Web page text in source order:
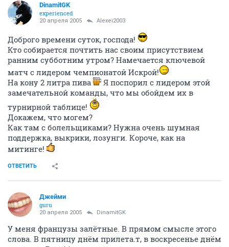
DinamitGK
experienced
20 апреля 2005 Alexei2003
Доброго времени суток, господа!
Кто собирается почтить нас своим присутствием
ранним субботним утром? Намечается ключевой
матч с лидером чемпионатой Искрой!
На кону 2 литра пива
Я поспорил с лидером этой
замечательной команды, что мы обойдем их в
турнирной таблице!
Докажем, что могем?
Как там с болельщиками? Нужна очень шумная
поддержка, выкрики, лозунги. Короче, как на
митинге!
ОТВЕТИТЬ
Джейми
guru
20 апреля 2005 DinamitGK
У меня французы залётные. В прямом смысле этого
слова. В пятницу днём прилета.т, в воскресенье днём